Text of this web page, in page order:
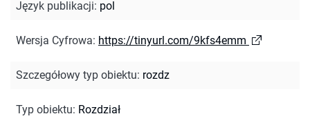
Język publikacji: pol
Wersja Cyfrowa: https://tinyurl.com/9kfs4emm
Szczegółowy typ obiektu: rozdz
Typ obiektu: Rozdział